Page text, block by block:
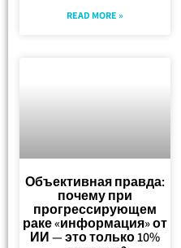
READ MORE »
Объективная правда:
почему при
прогрессирующем
раке «информация» от
ИИ — это только 10%